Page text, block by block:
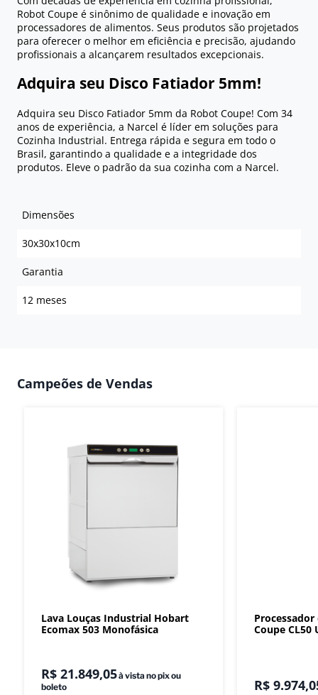
Robot Coupe é sinônimo de qualidade e inovação em
processadores de alimentos. Seus produtos são projetados
para oferecer o melhor em eficiência e precisão, ajudando
profissionais a alcançarem resultados excepcionais.
Adquira seu Disco Fatiador 5mm!
Adquira seu Disco Fatiador 5mm da Robot Coupe! Com 34
anos de experiência, a Narcel é líder em soluções para
Cozinha Industrial. Entrega rápida e segura em todo o
Brasil, garantindo a qualidade e a integridade dos
produtos. Eleve o padrão da sua cozinha com a Narcel.
Dimensões
30x30x10cm
Garantia
12 meses
Campeões de Vendas
Lava Louças Industrial Hobart
Ecomax 503 Monofásica
R$ 21.849,05à vista no pix ou
boleto
Coupe CL50
R$ 9.974,